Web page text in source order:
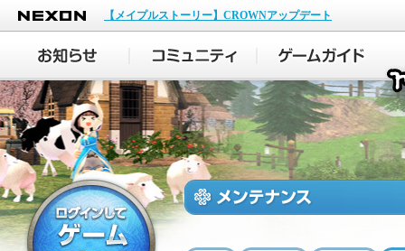
NEXON
【メイプルストーリー】CROWNアップデート